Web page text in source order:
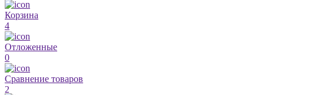
Корзина
4
Отложенные
0
Сравнение товаров
2